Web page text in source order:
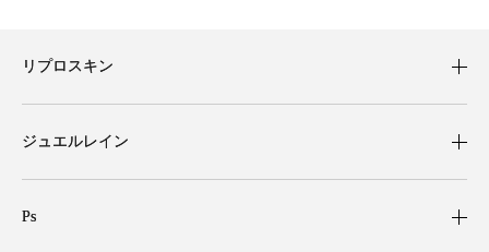
リプロスキン
ジュエルレイン
Ps